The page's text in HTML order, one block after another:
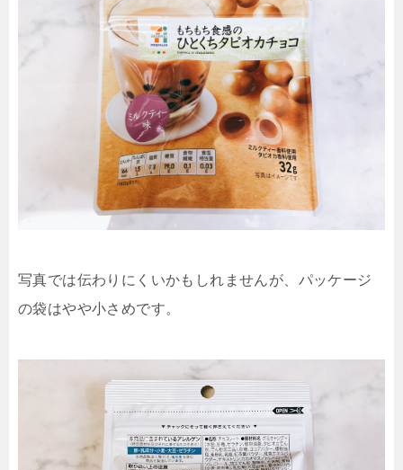
写真では伝わりにくいかもしれませんが、パッケージ
の袋はやや小さめです。